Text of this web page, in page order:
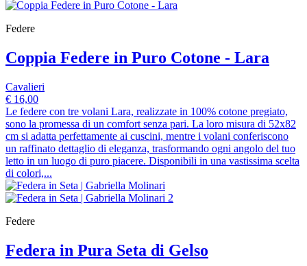
Federe
Coppia Federe in Puro Cotone - Lara
Cavalieri
€ 16,00
Le federe con tre volani Lara, realizzate in 100% cotone pregiato,
sono la promessa di un comfort senza pari. La loro misura di 52x82
cm si adatta perfettamente ai cuscini, mentre i volani conferiscono
un raffinato dettaglio di eleganza, trasformando ogni angolo del tuo
letto in un luogo di puro piacere. Disponibili in una vastissima scelta
di colori,...
Federe
Federa in Pura Seta di Gelso